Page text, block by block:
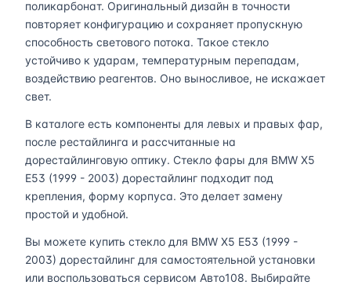
поликарбонат. Оригинальный дизайн в точности
повторяет конфигурацию и сохраняет пропускную
способность светового потока. Такое стекло
устойчиво к ударам, температурным перепадам,
воздействию реагентов. Оно выносливое, не искажает
свет.
В каталоге есть компоненты для левых и правых фар,
после рестайлинга и рассчитанные на
дорестайлинговую оптику. Стекло фары для BMW X5
E53 (1999 - 2003) дорестайлинг подходит под
крепления, форму корпуса. Это делает замену
простой и удобной.
Вы можете купить стекло для BMW X5 E53 (1999 -
2003) дорестайлинг для самостоятельной установки
или воспользоваться сервисом Авто108. Выбирайте